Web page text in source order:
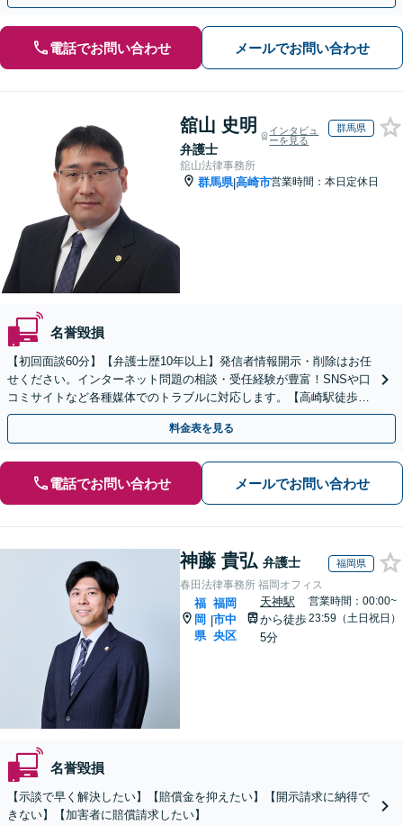
電話でお問い合わせ メールでお問い合わせ
舘山 史明
弁護士
インタビュ
ーを見る
群馬県
舘山法律事務所
群馬県|高崎市営業時間：本日定休日
名誉毀損
【初回面談60分】【弁護士歴10年以上】発信者情報開示・削除はお任
せください。インターネット問題の相談・受任経験が豊富！SNSや口
コミサイトなど各種媒体でのトラブルに対応します。【高崎駅徒歩15
分】お気軽にご相談ください。
料金表を見る
電話でお問い合わせ メールでお問い合わせ
神藤 貴弘 弁護士 福岡県
春田法律事務所 福岡オフィス
福
岡
県
|
福岡
市中
央区
天神駅
から徒歩
5分
営業時間：00:00~
23:59（土日祝日）
名誉毀損
【示談で早く解決したい】【賠償金を抑えたい】【開示請求に納得で
きない】【加害者に賠償請求したい】